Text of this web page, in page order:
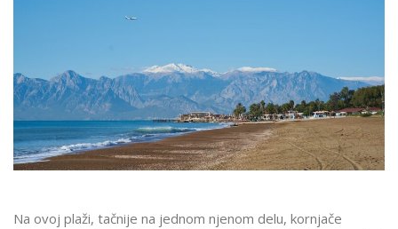
Na ovoj plaži, tačnije na jednom njenom delu, kornjače